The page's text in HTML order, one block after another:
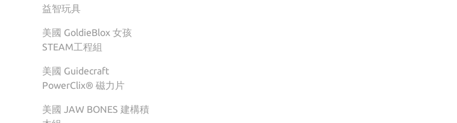
益智玩具
美國 GoldieBlox 女孩
STEAM工程組
美國 Guidecraft
PowerClix® 磁力片
美國 JAW BONES 建構積